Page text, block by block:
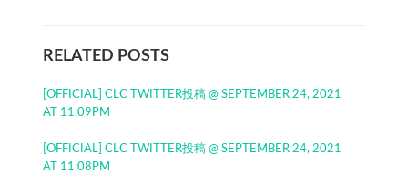
RELATED POSTS
[OFFICIAL] CLC TWITTER投稿 @ SEPTEMBER 24, 2021
AT 11:09PM
[OFFICIAL] CLC TWITTER投稿 @ SEPTEMBER 24, 2021
AT 11:08PM